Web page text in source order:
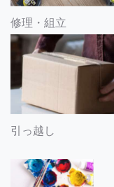
修理・組立
引っ越し